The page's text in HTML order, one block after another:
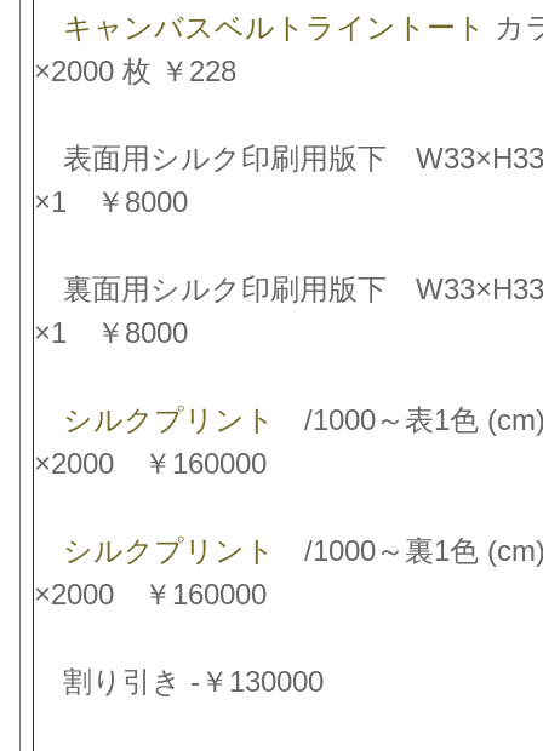
キャンバスベルトライントート カ
×2000 枚 ￥228
表面用シルク印刷用版下
×1 ￥8000
裏面用シルク印刷用版下
×1 ￥8000
シルクプリント
/1000～表1色
×2000 ￥160000
シルクプリント
/1000～裏1色
×2000 ￥160000
割り引き -￥130000